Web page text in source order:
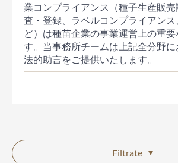
業コンプライアンス（種子生産販
査・登録、ラベルコンプライアン
ど）は種苗企業の事業運営上の重
す。当事務所チームは上記全分野
法的助言をご提供いたします。
Filtrate